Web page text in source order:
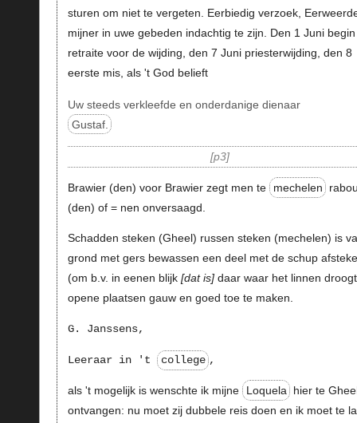
sturen om niet te vergeten. Eerbiedig verzoek,
mijner in uwe gebeden indachtig te zijn. Den 1 Juni
retraite voor de wijding, den 7 Juni priesterwijding, den 8
eerste mis, als 't God belieft
Uw steeds verkleefde en onderdanige dienaar
Gustaf.
p3
Brawier (den) voor Brawier zegt men te mechelen
(den) of = nen onversaagd.
Schadden steken (Gheel) russen steken (mechelen) is
grond met gers bewassen een deel met de schup
(om b.v. in eenen blijk dat is daar waar het linnen
opene plaatsen gauw en goed toe te maken.
G. Janssens,
Leeraar in 't college ,
als 't mogelijk is wenschte ik mijne Loquela
hier te
ontvangen: nu moet zij dubbele reis doen en ik moet te